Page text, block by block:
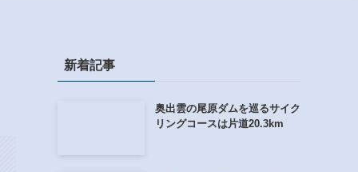
新着記事
奥出雲の尾原ダムを巡るサイク
リングコースは片道20.3km